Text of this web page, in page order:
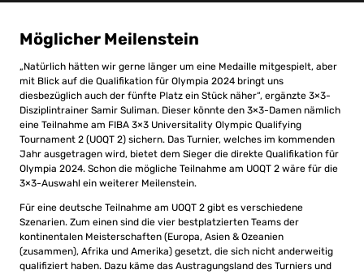
Möglicher Meilenstein
„Natürlich hätten wir gerne länger um eine Medaille mitgespielt, aber
mit Blick auf die Qualifikation für Olympia 2024 bringt uns
diesbezüglich auch der fünfte Platz ein Stück näher“, ergänzte 3×3-
Disziplintrainer Samir Suliman. Dieser könnte den 3×3-Damen nämlich
eine Teilnahme am FIBA 3×3 Universitality Olympic Qualifying
Tournament 2 (UOQT 2) sichern. Das Turnier, welches im kommenden
Jahr ausgetragen wird, bietet dem Sieger die direkte Qualifikation für
Olympia 2024. Schon die mögliche Teilnahme am UOQT 2 wäre für die
3×3-Auswahl ein weiterer Meilenstein.
Für eine deutsche Teilnahme am UOQT 2 gibt es verschiedene
Szenarien. Zum einen sind die vier bestplatzierten Teams der
kontinentalen Meisterschaften (Europa, Asien & Ozeanien
(zusammen), Afrika und Amerika) gesetzt, die sich nicht anderweitig
qualifiziert haben. Dazu käme das Austragungsland des Turniers und